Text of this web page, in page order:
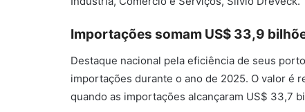
Importações somam US$ 33,9
Destaque nacional pela eficiência de seus
importações durante o ano de 2025. O valor é
quando as importações alcançaram US$ 33,7